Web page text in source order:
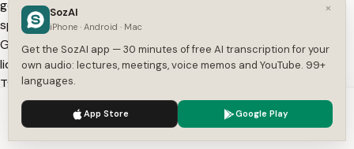
gdzie one są i kierują cenę właśnie tam. To nie teoria
spiskowa, to po prostu fakt, bo tam jest płynność.
Generalnie mamy dwa typy płynności. Po pierwsze Bside
liquidity, które znajduje się powyżej konkretnych szczytów.
Typowe miejsca wystąpienia Bside Liquidity to
20:21
Speaker A
na przykład szczyty z zeszłych dni, szczyt z zeszłego
We use cookies to enhance your experience.
×
SozAI
iPhone · Android · Mac
Get the SozAI app — 30 minutes of free AI transcription for your
own audio: lectures, meetings, voice memos and YouTube. 99+
languages.
App Store Google Play